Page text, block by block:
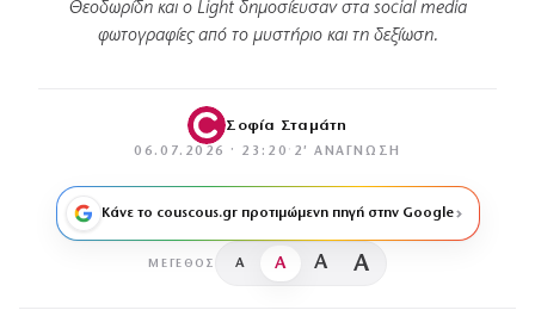
Θεοδωρίδη και ο Light δημοσίευσαν στα social media
φωτογραφίες από το μυστήριο και τη δεξίωση.
Σοφία Σταμάτη
06.07.2026 · 23:20 · 2′ ΑΝΆΓΝΩΣΗ
Κάνε το couscous.gr προτιμώμενη πηγή στην Google
ΜΈΓΕΘΟΣ A A A A